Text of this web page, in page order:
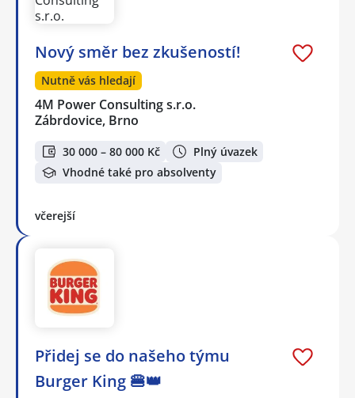
Nový směr bez zkušeností!
Nutně vás hledají
4M Power Consulting s.r.o.
Zábrdovice, Brno
30 000 – 80 000 Kč
Plný úvazek
Vhodné také pro absolventy
včerejší
Přidej se do našeho týmu
Burger King 🍔👑